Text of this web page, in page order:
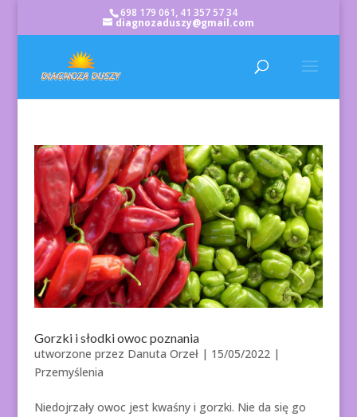
698 179 061, 41 357 57 34
diagnozaduszy@gmail.com
Gorzki i słodki owoc poznania
utworzone przez Danuta Orzeł| 15/05/2022|
Przemyślenia
Niedojrzały owoc jest kwaśny i gorzki. Nie da się go